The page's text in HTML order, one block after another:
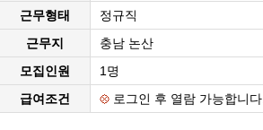
근무형태
정규직
근무지
충남 논산
모집인원
1명
급여조건
로그인 후 열람 가능합니다.